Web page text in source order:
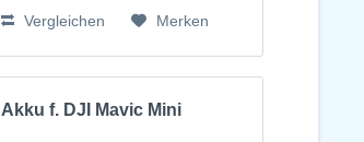
Vergleichen Merken
Akku f. DJI Mavic Mini